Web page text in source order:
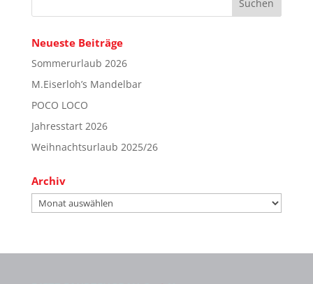
Neueste Beiträge
Sommerurlaub 2026
M.Eiserloh’s Mandelbar
POCO LOCO
Jahresstart 2026
Weihnachtsurlaub 2025/26
Archiv
Archiv